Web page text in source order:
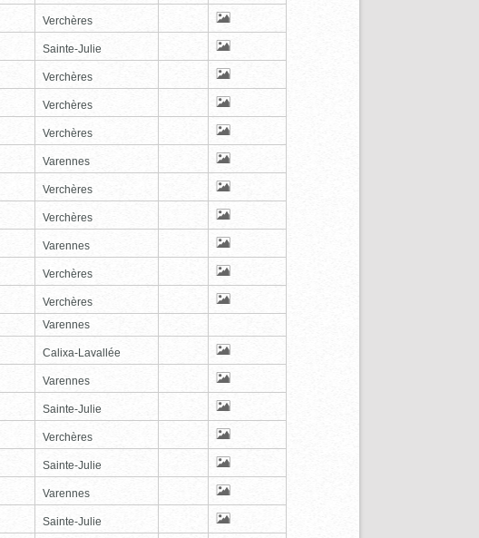
Verchères
Sainte-Julie
Verchères
Verchères
Verchères
Varennes
Verchères
Verchères
Varennes
Verchères
Verchères
Varennes
Calixa-Lavallée
Varennes
Sainte-Julie
Verchères
Sainte-Julie
Varennes
Sainte-Julie